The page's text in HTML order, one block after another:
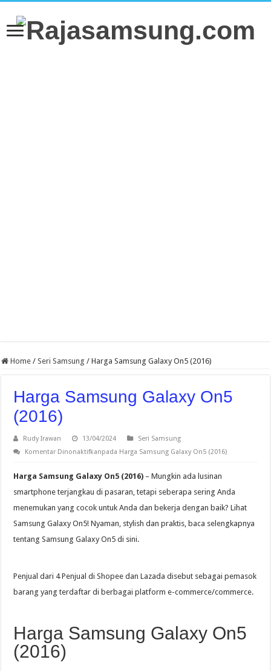
Home / Seri Samsung / Harga Samsung Galaxy On5 (2016)
Harga Samsung Galaxy On5
(2016)
Rudy Irawan 13/04/2024
Seri Samsung
Komentar Dinonaktifkanpada Harga Samsung Galaxy On5 (2016)
Harga Samsung Galaxy On5 (2016) – Mungkin ada lusinan
smartphone terjangkau di pasaran, tetapi seberapa sering Anda
menemukan yang cocok untuk Anda dan bekerja dengan baik? Lihat
Samsung Galaxy On5! Nyaman, stylish dan praktis, baca selengkapnya
tentang Samsung Galaxy On5 di sini.
Penjual dari 4 Penjual di Shopee dan Lazada disebut sebagai pemasok
barang yang terdaftar di berbagai platform e-commerce/commerce.
Harga Samsung Galaxy On5
(2016)